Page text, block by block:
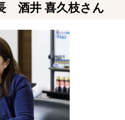
酒井 喜久枝さん